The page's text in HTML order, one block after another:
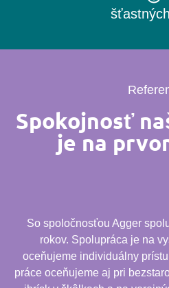
Spokojnosť
je na
So spoločnosťou Agger
rokov. Spolupráca je na
oceňujeme individuálny
práce oceňujeme aj pri